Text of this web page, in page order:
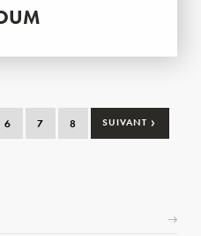
6 7 8 SUIVANT ›